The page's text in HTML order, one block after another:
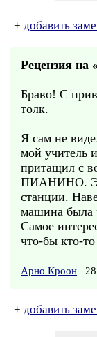
+ добавить
Рецензия на
Браво! С
толк.
Я сам не
мой учитель
притащил с
ПИАНИНО.
станции.
машина была
Самое
что-бы кто-
Арно Кроон
+ добавить